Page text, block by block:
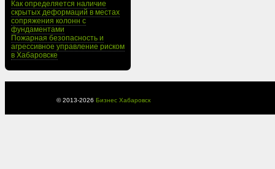
Как определяется наличие
скрытых деформаций в местах
сопряжения колонн с
фундаментами
Пожарная безопасность и
агрессивное управление риском
в Хабаровске
© 2013-2026 Бизнес Хабаровск